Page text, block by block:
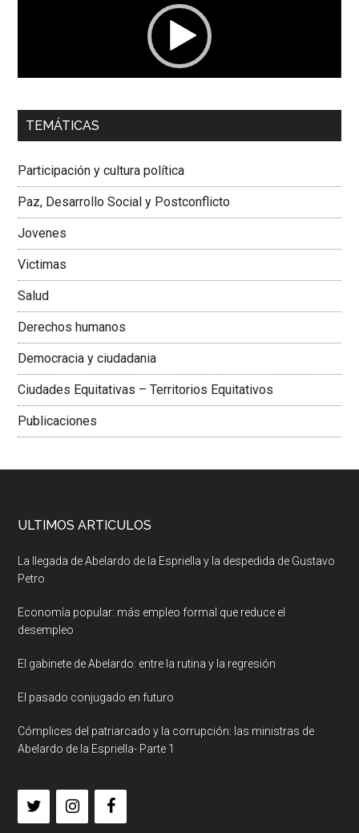
00:00 01:04
Dra. Carolina Corcho Mejía,Presidenta Corporación
Colombiana
TEMÁTICAS
Participación y cultura política
Paz, Desarrollo Social y Postconflicto
Jovenes
Victimas
Salud
Derechos humanos
Democracia y ciudadania
Ciudades Equitativas – Territorios Equitativos
Publicaciones
ULTIMOS ARTICULOS
La llegada de Abelardo de la Espriella y la despedida de Gustavo
Petro
Economía popular: más empleo formal que reduce el
desempleo
El gabinete de Abelardo: entre la rutina y la regresión
El pasado conjugado en futuro
Cómplices del patriarcado y la corrupción: las ministras de
Abelardo de la Espriella- Parte 1